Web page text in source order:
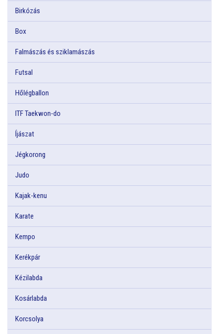
Birkózás
Box
Falmászás és sziklamászás
Futsal
Hőlégballon
ITF Taekwon-do
Íjászat
Jégkorong
Judo
Kajak-kenu
Karate
Kempo
Kerékpár
Kézilabda
Kosárlabda
Korcsolya